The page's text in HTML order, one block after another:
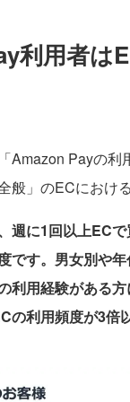
利用者は
Amazon Payの利
般」のECにおけ
週に1回以上EC
です。男女別や
利用経験がある
の利用頻度が3倍